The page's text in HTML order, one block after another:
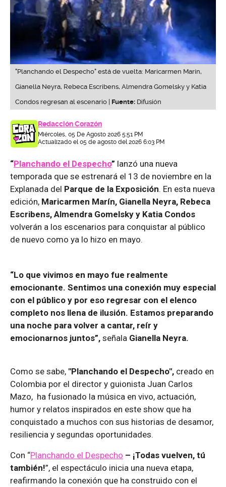
"Planchando el Despecho" está de vuelta: Maricarmen Marín,
Gianella Neyra, Rebeca Escribens, Almendra Gomelsky y Katia
Condos regresan al escenario | Fuente: Difusión
Redacción Corazón
Miércoles, 05 De Agosto 2026 5:51 PM
Actualizado el 05 de agosto del 2026 6:03 PM
“Planchando el Despecho” lanzó una nueva
temporada que se estrenará el 13 de noviembre en la
Explanada del Parque de la Exposición. En esta nueva
edición, Maricarmen Marín, Gianella Neyra, Rebeca
Escribens, Almendra Gomelsky y Katia Condos
volverán a los escenarios para conquistar al público
de nuevo como ya lo hizo en mayo.
“Lo que vivimos en mayo fue realmente
emocionante. Sentimos una conexión muy especial
con el público y por eso regresar con el elenco
completo nos llena de ilusión. Estamos preparando
una noche para volver a cantar, reír y
emocionarnos juntos”, señala Gianella Neyra.
Como se sabe, "Planchando el Despecho", creado en
Colombia por el director y guionista Juan Carlos
Mazo, ha fusionado la música en vivo, actuación,
humor y relatos inspirados en este show que ha
conquistado a muchos con sus historias de desamor,
resiliencia y segundas oportunidades.
Con “Planchando el Despecho – ¡Todas vuelven, tú
también!”, el espectáculo inicia una nueva etapa,
reafirmando la conexión que ha construido con el